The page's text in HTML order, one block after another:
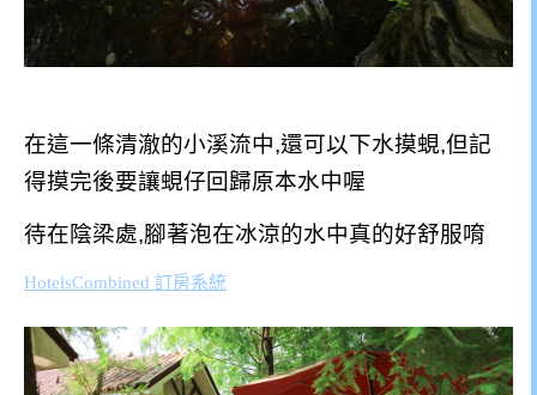
在這一條清澈的小溪流中,還可以下水摸蜆,但記
得摸完後要讓蜆仔回歸原本水中喔
待在陰梁處,腳著泡在冰涼的水中真的好舒服唷
HotelsCombined 訂房系統